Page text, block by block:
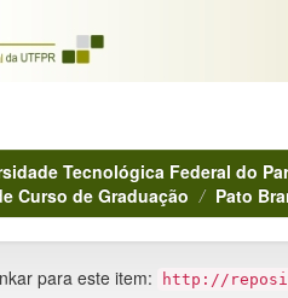
Tecnológica Federal do
Curso de Graduação
Pato
para este item: http://